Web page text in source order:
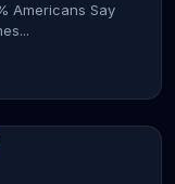
Americans Say